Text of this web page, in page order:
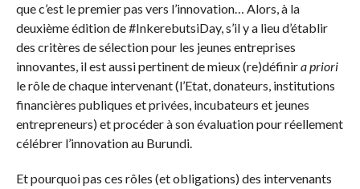
que c’est le premier pas vers l’innovation… Alors, à la
deuxième édition de #InkerebutsiDay, s’il y a lieu d’établir
des critères de sélection pour les jeunes entreprises
innovantes, il est aussi pertinent de mieux (re)définira priori
le rôle de chaque intervenant (l’Etat, donateurs, institutions
financières publiques et privées, incubateurs et jeunes
entrepreneurs) et procéder à son évaluation pour réellement
célébrer l’innovation au Burundi.
Et pourquoi pas ces rôles (et obligations) des intervenants